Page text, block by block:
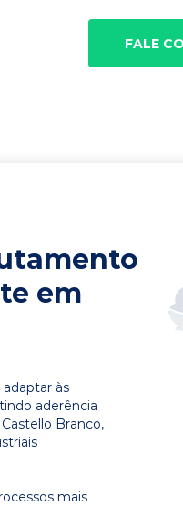
FALE
em
às
aderência
Branco,
mais